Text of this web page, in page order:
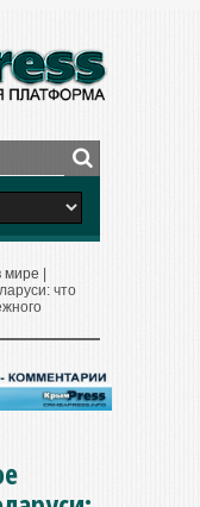
мире
что